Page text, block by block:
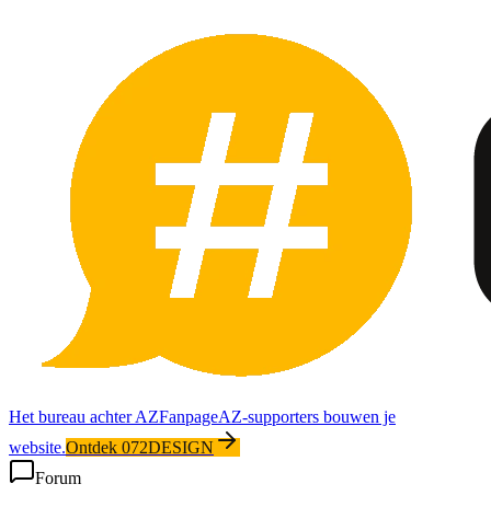
Het bureau achter AZFanpageAZ-supporters bouwen je
website.Ontdek 072DESIGN
Forum